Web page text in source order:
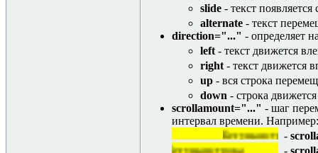
slide - текст
alternate - текст
direction="..." - определяет
left - текст движется
right - текст движется
up - вся строка
down - строка
scrollamount="..." - шаг
интервал времени. Например:
Бегущая строка
-
Бегущая строка
-